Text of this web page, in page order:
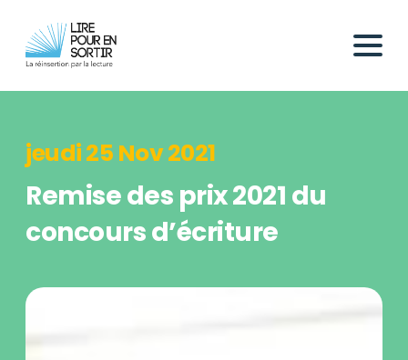
jeudi 25 Nov 2021
Remise des prix 2021 du
concours d’écriture